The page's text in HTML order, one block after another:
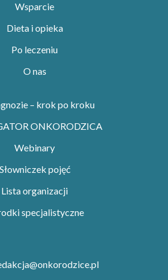
Wsparcie
Dieta i opieka
Po leczeniu
O nas
– krok po kroku
ONKORODZICA
Webinary
Słowniczek pojęć
Lista organizacji
specjalistyczne